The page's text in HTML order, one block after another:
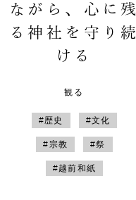
ながら、心に残
る神社を守り続
ける
観る
#歴史 #文化
#宗教 #祭
#越前和紙